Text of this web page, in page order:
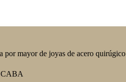
por mayor de joyas de acero quirúgico
CABA